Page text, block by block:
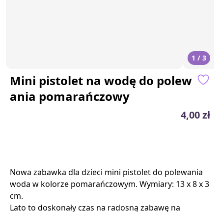
1 / 3
Mini pistolet na wodę do polew
ania pomarańczowy
4,00 zł
Nowa zabawka dla dzieci mini pistolet do polewania
woda w kolorze pomarańczowym. Wymiary: 13 x 8 x 3
cm.
Lato to doskonały czas na radosną zabawę na